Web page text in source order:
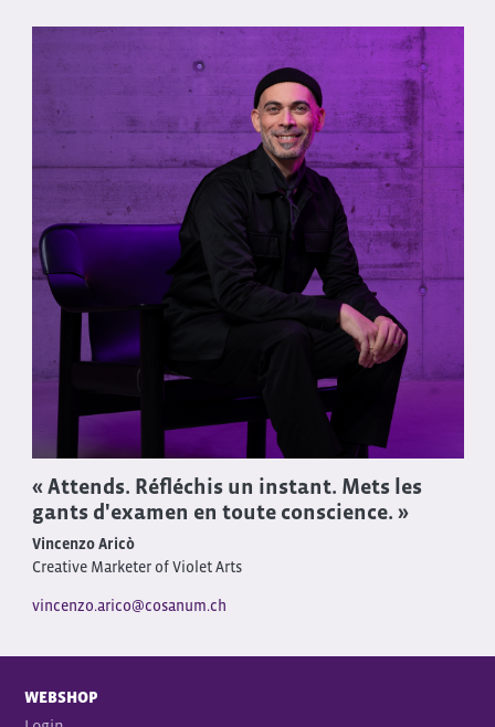
« Attends. Réfléchis un instant. Mets les
gants d'examen en toute conscience. »
Vincenzo Aricò
Creative Marketer of Violet Arts
vincenzo.arico@cosanum.ch
WEBSHOP